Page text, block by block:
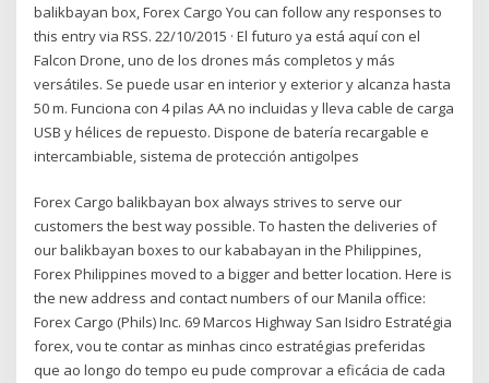
balikbayan box, Forex Cargo You can follow any responses to
this entry via RSS. 22/10/2015 · El futuro ya está aquí con el
Falcon Drone, uno de los drones más completos y más
versátiles. Se puede usar en interior y exterior y alcanza hasta
50 m. Funciona con 4 pilas AA no incluidas y lleva cable de carga
USB y hélices de repuesto. Dispone de batería recargable e
intercambiable, sistema de protección antigolpes
Forex Cargo balikbayan box always strives to serve our
customers the best way possible. To hasten the deliveries of
our balikbayan boxes to our kababayan in the Philippines,
Forex Philippines moved to a bigger and better location. Here is
the new address and contact numbers of our Manila office:
Forex Cargo (Phils) Inc. 69 Marcos Highway San Isidro Estratégia
forex, vou te contar as minhas cinco estratégias preferidas
que ao longo do tempo eu pude comprovar a eficácia de cada